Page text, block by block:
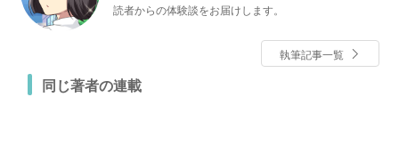
読者からの体験談をお届けします。
執筆記事一覧
同じ著者の連載